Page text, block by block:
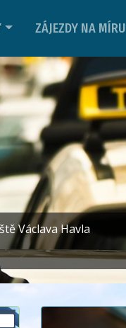
ZÁJEZDY NA MÍRU
Václava Havla